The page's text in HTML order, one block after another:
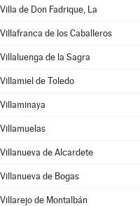
Villa de Don Fadrique, La
Villafranca de los Caballeros
Villaluenga de la Sagra
Villamiel de Toledo
Villaminaya
Villamuelas
Villanueva de Alcardete
Villanueva de Bogas
Villarejo de Montalbán